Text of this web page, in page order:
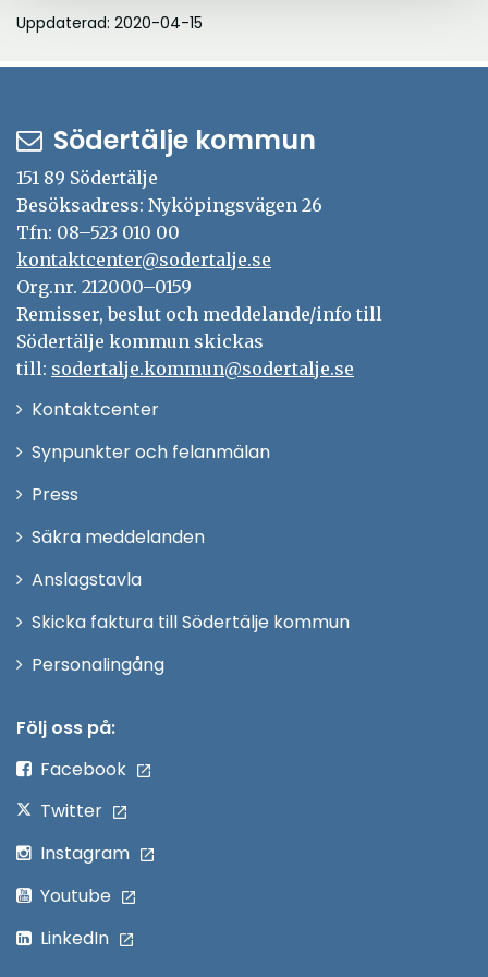
Uppdaterad: 2020-04-15
Södertälje kommun
151 89 Södertälje
Besöksadress: Nyköpingsvägen 26
Tfn: 08–523 010 00
kontaktcenter@sodertalje.se
Org.nr. 212000–0159
Remisser, beslut och meddelande/info till
Södertälje kommun skickas
till: sodertalje.kommun@sodertalje.se
KontaktcenterÖppna
Synpunkter och felanmälan
Press
fönster
Säkra meddelanden
Anslagstavla
Skicka faktura till Södertälje kommun
PersonalingångÖppna
Följ oss på:
Facebook
Twitter
Instagram
Youtube
LinkedIn